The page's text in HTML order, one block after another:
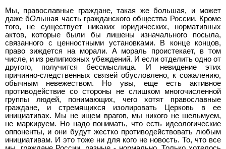
Мы, православные граждане, такая же большая, и может
даже бОльшая часть гражданского общества России. Кроме
того, не существует никаких юридических, нормативных
актов, которые были бы лишены изначального посыла,
связанного с ценностными установками. В конце концов,
право зиждется на морали. А мораль проистекает, в том
числе, и из религиозных убеждений. И если отделить одно от
другого, получится бессмыслица. И невидение этих
причинно-следственных связей обусловлено, к сожалению,
обычным невежеством. Но увы, еще есть активное
противодействие со стороны не слишком многочисленной
группы людей, понимающих, чего хотят православные
граждане, и стремящихся изолировать Церковь в ее
инициативах. Мы не ищем врагов, мы никого не шельмуем,
не маркируем. Но надо понимать, что есть идеологические
оппоненты, и они будут жестко противодействовать любым
инициативам. И это тоже ни для кого не новость. То, что все